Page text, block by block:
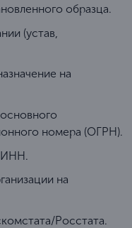
образца.
(устав,
на
номера (ОГРН).
ИНН.
на
Росстата.